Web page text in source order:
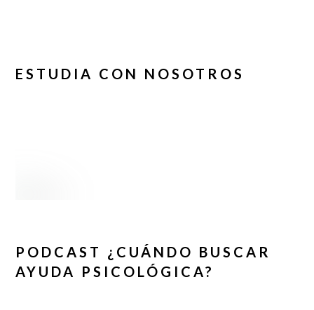
ESTUDIA CON NOSOTROS
PODCAST ¿CUÁNDO BUSCAR
AYUDA PSICOLÓGICA?